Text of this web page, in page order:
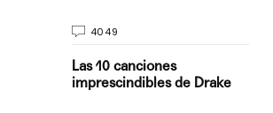
4049
Las 10 canciones
imprescindibles de Drake